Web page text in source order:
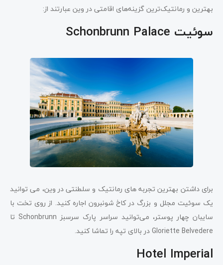
بهترین و رمانتیک‌ترین گزینه‌های اقامتی در وین عبارتند از:
سوئیت Schonbrunn Palace
برای داشتن بهترین تجربه های رمانتیک و سلطنتی در وین، می توانید
یک سوئیت مجلل و بزرگ در کاخ شونبرون اجاره کنید. از روی تخت با
سایبان چهار پوستر، می‌توانید سراسر پارک سرسبز Schonbrunn تا
Gloriette Belvedere در بالای تپه را تماشا کنید.
Hotel Imperial